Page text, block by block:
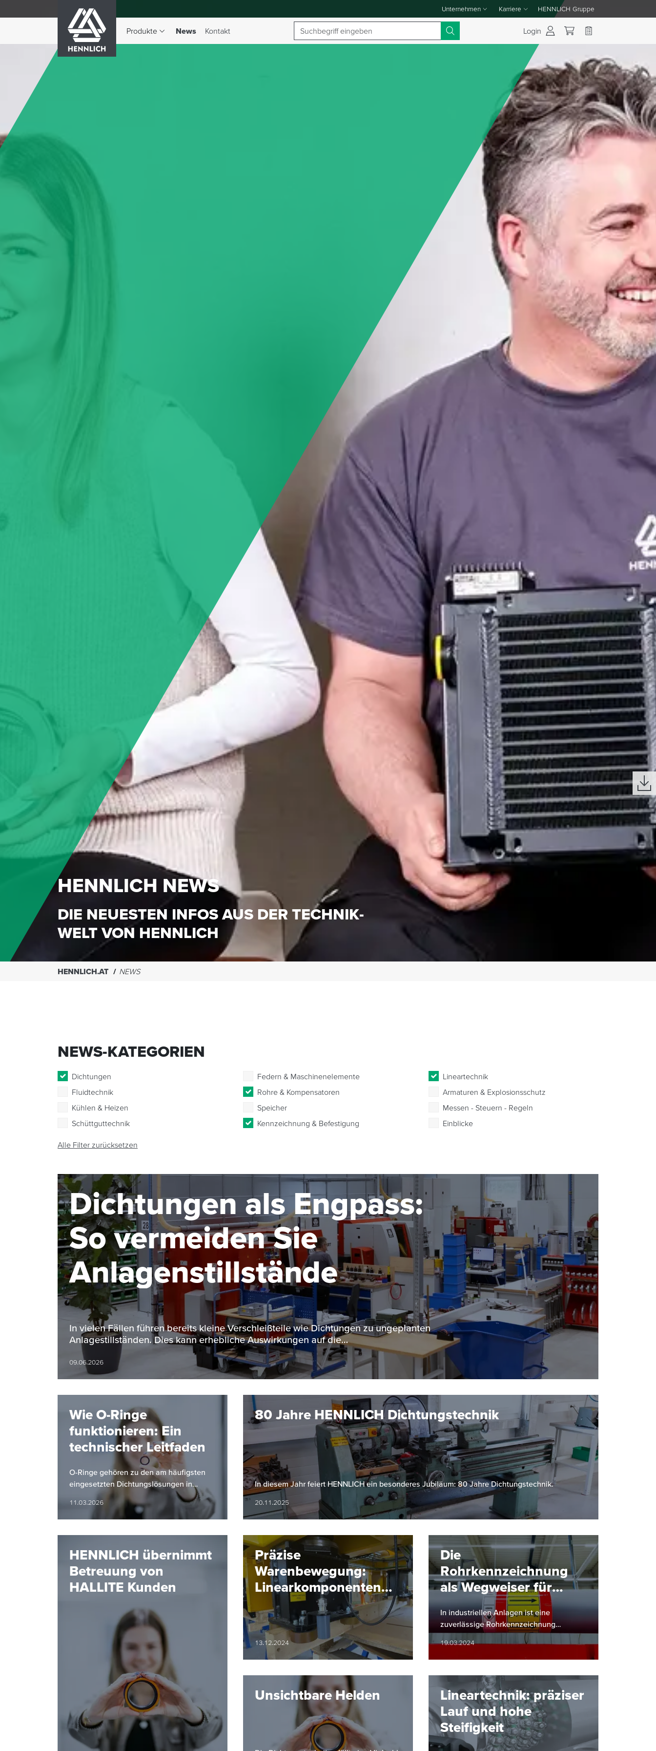
Unternehmen
Dropdown-Menü Unternehmen umschalten
Karriere
Dropdown-Menü Karriere umschalten
HENNLICH Gruppe
Produkte
Dropdown-Menü Produkte umschalten
News(aktiv)
Kontakt Suchbegriff Login
HENNLICH NEWS
DIE NEUESTEN INFOS AUS DER TECHNIK-
WELT VON HENNLICH
HENNLICH.AT NEWS
NEWS-KATEGORIEN
Dichtungen Federn & Maschinenelemente
Lineartechnik
Fluidtechnik
Rohre & Kompensatoren
Armaturen & Explosionsschutz
Kühlen & Heizen
Speicher
Messen - Steuern - Regeln
Schüttguttechnik
Kennzeichnung & Befestigung Einblicke
Alle Filter zurücksetzen
Dichtungen als Engpass:
So vermeiden Sie
Anlagenstillstände
In vielen Fällen führen bereits kleine Verschleißteile wie Dichtungen zu ungeplanten
Anlagestillständen. Dies kann erhebliche Auswirkungen auf die…
09.06.2026
Wie O-Ringe
funktionieren: Ein
technischer Leitfaden
O-Ringe gehören zu den am häufigsten
eingesetzten Dichtungslösungen in
industriellen Anwendungen. Ihre einfache
Bauform, hohe Zuverlässigkeit und…
11.03.2026
80 Jahre HENNLICH Dichtungstechnik
In diesem Jahr feiert HENNLICH ein besonderes Jubiläum: 80 Jahre Dichtungstechnik.
20.11.2025
HENNLICH übernimmt
Betreuung von
HALLITE Kunden
Präzise
Warenbewegung:
Linearkomponenten
für Elektrotragbahnen
13.12.2024
Die
Rohrkennzeichnung
als Wegweiser für
reibungslose
Betriebsabläufe
In industriellen Anlagen ist eine
zuverlässige Rohrkennzeichnung
unerlässlich für einen sicheren und
effizienten Betrieb.
19.03.2024
Unsichtbare Helden
Lineartechnik: präziser
Lauf und hohe
Steifigkeit